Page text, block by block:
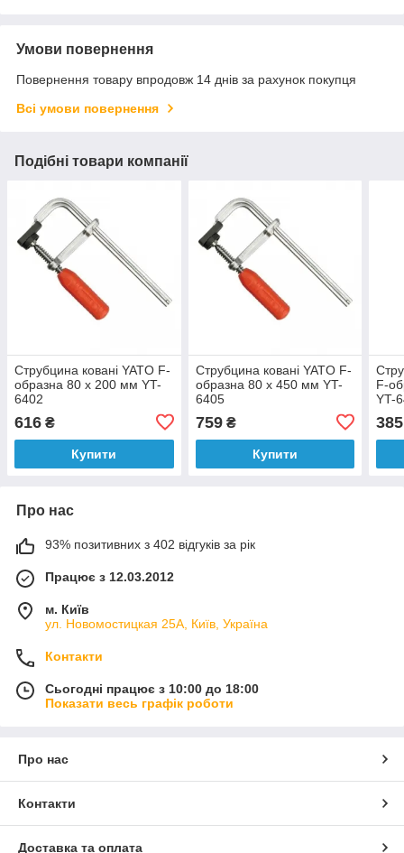
Умови повернення
Повернення товару впродовж 14 днів за рахунок покупця
Всі умови повернення
Подібні товари компанії
Струбцина ковані YATO F-
образна 80 x 200 мм YT-
6402
616 ₴
Купити
Струбцина ковані YATO F-
образна 80 x 450 мм YT-
6405
759₴
Купити
F-
YT-
385
Про нас
93% позитивних з 402 відгуків за рік
Працює з 12.03.2012
м. Київ
ул. Новомостицкая 25А, Київ, Україна
Контакти
Сьогодні працює з 10:00 до 18:00
Показати весь графік роботи
Про нас
Контакти
Доставка та оплата